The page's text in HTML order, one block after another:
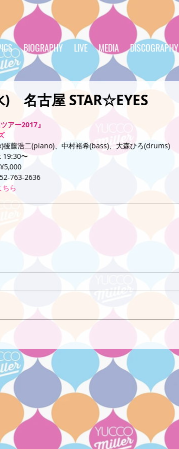
BIOGRAPHY LIVE MEDIA DISCOGRAPHY
名古屋 STAR☆EYES
アー2017』
後藤浩二(piano)、中村裕希(bass)、大森ひろ(drums)
19:30〜
763-2636
ら